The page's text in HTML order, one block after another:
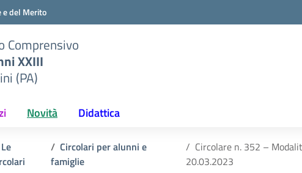
del Merito
Comprensivo
XXIII
(PA)
Novità Didattica
Le
Circolari per alunni e
famiglie
Circolare n. 352 –
20.03.2023